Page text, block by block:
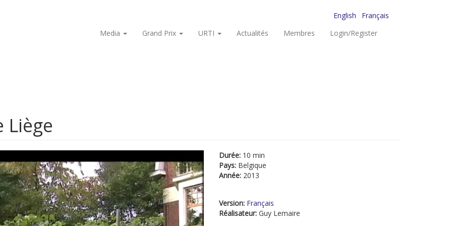
English
Français
Media
Grand Prix URTI Actualités Membres Login/Register
Liège
Durée: 10 min
Pays: Belgique
Année: 2013
Version: Français
Réalisateur: Guy Lemaire